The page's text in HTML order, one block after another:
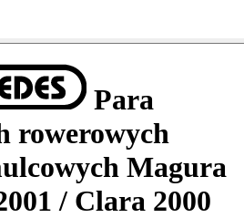
Para
rowerowych
Magura
/ Clara 2000